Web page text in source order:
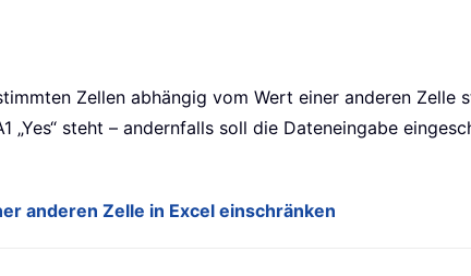
Zellen abhängig vom Wert einer anderen Zelle
„Yes“ steht – andernfalls soll die Dateneingabe
anderen Zelle in Excel einschränken